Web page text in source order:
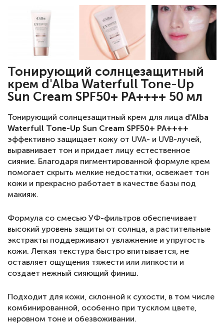
Тонирующий солнцезащитный
крем d'Alba Waterfull Tone-Up
Sun Cream SPF50+ PA++++ 50 мл
Тонирующий солнцезащитный крем для лица d'Alba
Waterfull Tone-Up Sun Cream SPF50+ PA++++
эффективно защищает кожу от UVA- и UVB-лучей,
выравнивает тон и придает лицу естественное
сияние. Благодаря пигментированной формуле крем
помогает скрыть мелкие недостатки, освежает тон
кожи и прекрасно работает в качестве базы под
макияж.
Формула со смесью УФ-фильтров обеспечивает
высокий уровень защиты от солнца, а растительные
экстракты поддерживают увлажнение и упругость
кожи. Легкая текстура быстро впитывается, не
оставляет ощущения тяжести или липкости и
создает нежный сияющий финиш.
Подходит для кожи, склонной к сухости, в том числе
комбинированной, особенно при тусклом цвете,
неровном тоне и обезвоживании.